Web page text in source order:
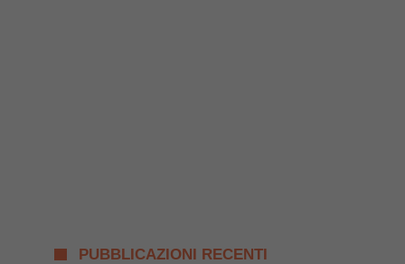
PUBBLICAZIONI RECENTI